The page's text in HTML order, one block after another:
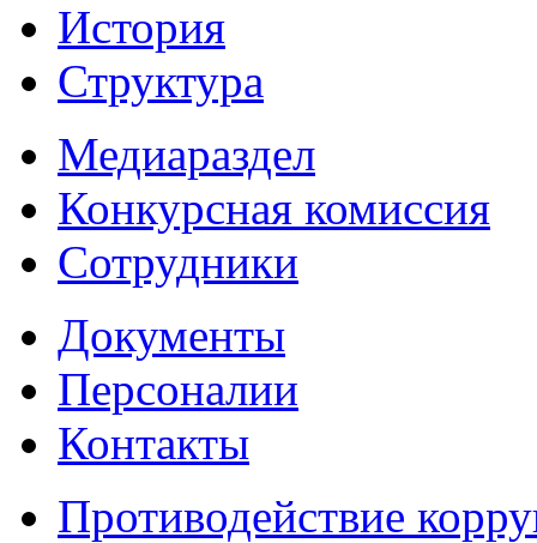
История
Структура
Медиараздел
Конкурсная комиссия
Сотрудники
Документы
Персоналии
Контакты
Противодействие